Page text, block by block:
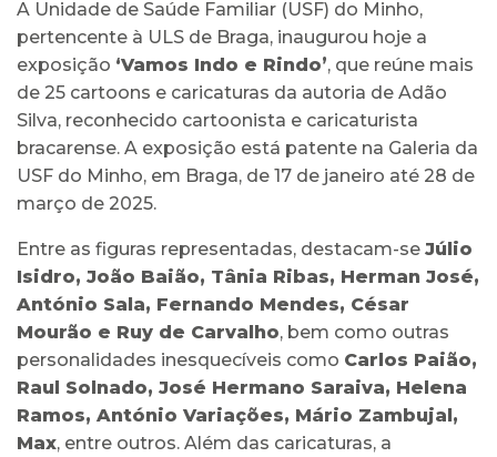
A Unidade de Saúde Familiar (USF) do Minho,
pertencente à ULS de Braga, inaugurou hoje a
exposição ‘Vamos Indo e Rindo’, que reúne mais
de 25 cartoons e caricaturas da autoria de Adão
Silva, reconhecido cartoonista e caricaturista
bracarense. A exposição está patente na Galeria da
USF do Minho, em Braga, de 17 de janeiro até 28 de
março de 2025.
Entre as figuras representadas, destacam-se Júlio
Isidro, João Baião, Tânia Ribas, Herman José,
António Sala, Fernando Mendes, César
Mourão e Ruy de Carvalho, bem como outras
personalidades inesquecíveis como Carlos Paião,
Raul Solnado, José Hermano Saraiva, Helena
Ramos, António Variações, Mário Zambujal,
Max, entre outros. Além das caricaturas, a